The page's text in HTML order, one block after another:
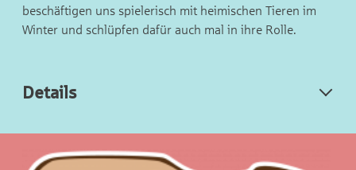
beschäftigen uns spielerisch mit heimischen Tieren im
Winter und schlüpfen dafür auch mal in ihre Rolle.
Details